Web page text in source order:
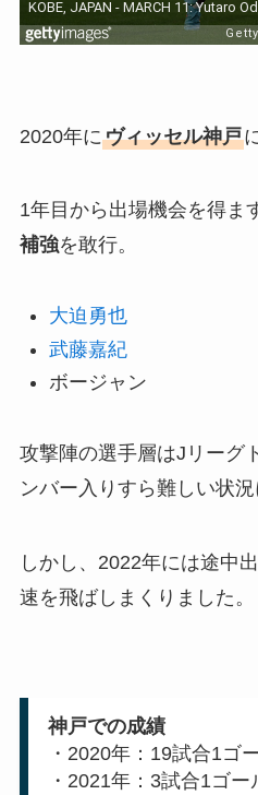
2020年にヴィッセル神戸
1年目から出場機会を得ま
補強を敢行。
大迫勇也
武藤嘉紀
ボージャン
攻撃陣の選手層はJリーグ
ンバー入りすら難しい状況
しかし、2022年には途中
速を飛ばしまくりました。
神戸での成績
・2020年：19試合1ゴ
・2021年：3試合1ゴー